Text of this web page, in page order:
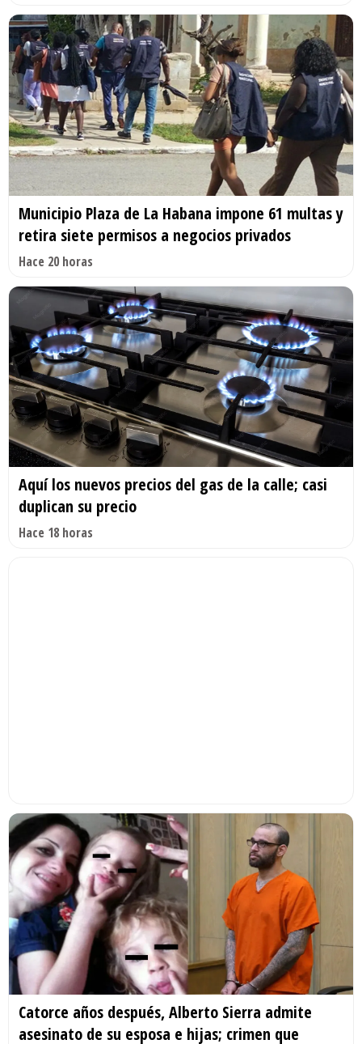
Municipio Plaza de La Habana impone 61 multas y
retira siete permisos a negocios privados
Hace 20 horas
Aquí los nuevos precios del gas de la calle; casi
duplican su precio
Hace 18 horas
Catorce años después, Alberto Sierra admite
asesinato de su esposa e hijas; crimen que